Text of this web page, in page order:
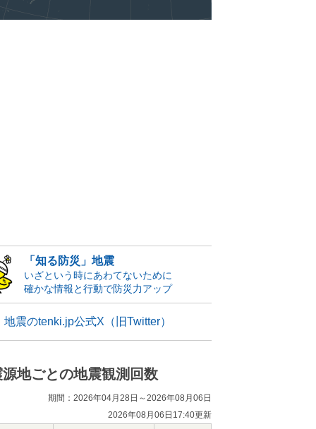
「知る防災」地震
いざという時にあわてないために
確かな情報と行動で防災力アップ
地震のtenki.jp公式X（旧Twitter）
源地ごとの地震観測回数
期間：2026年04月28日～2026年08月06日
2026年08月06日17:40更新